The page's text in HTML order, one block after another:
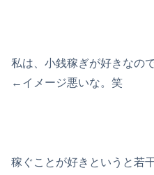
私は、小銭稼ぎが好きなの
←イメージ悪いな。笑
稼ぐことが好きというと若